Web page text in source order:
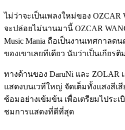
ไม่ว่าจะเป็นเพลงใหม่ของ OZCAR
จะปล่อยไม่นานมานี้ OZCAR
Music Mania ถือเป็นงานเทศกาลด
ของเขาเลยทีเดียว นับว่าเป็นเกียร
ทางด้านของ DaruNi และ ZOLAR
แสดงบนเวทีใหญ่ จัดเต็มทั้งแสงสีเ
ซ้อมอย่างเข้มข้น เพื่อเตรียมไประ
ชมการแสดงที่ดีที่สุด